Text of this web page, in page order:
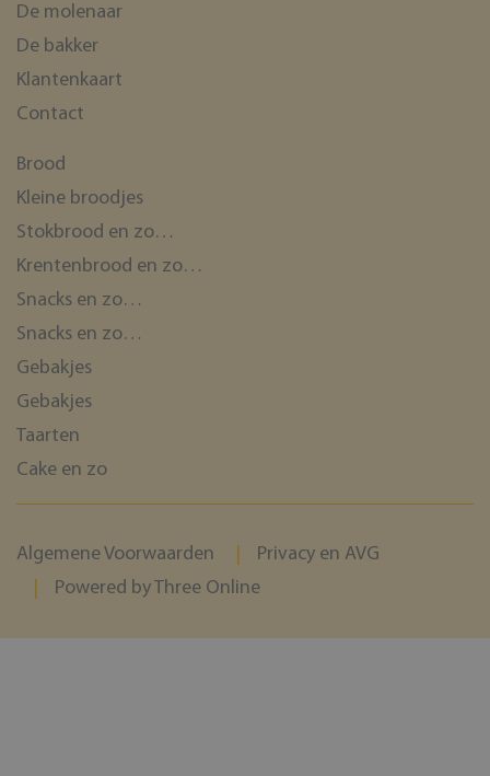
De molenaar
De bakker
Klantenkaart
Contact
Brood
Kleine broodjes
Stokbrood en zo…
Krentenbrood en zo…
Snacks en zo…
Snacks en zo…
Gebakjes
Gebakjes
Taarten
Cake en zo
Algemene Voorwaarden
Privacy en AVG
Powered by Three Online